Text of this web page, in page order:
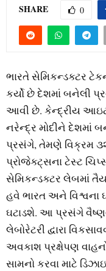
SHARE 0
ભારતે સેમિકન્‍ડક્‍ટર
કર્યો છે દેશમાં બનેલી
આવી છે. કેન્‍દ્રીય
નરેન્‍દ્ર મોદીને દેશમાં
પ્રસંગે, તેમણે વિક્રમ
પ્રોજેક્‍ટ્‍સના ટેસ્‍ટ
સેમિકન્‍ડક્‍ટર લેબમાં
હવે ભારત અને વિશ્વના
ઘટાડશે. આ પ્રસંગે
લેબોરેટરી દ્વારા
અવકાશ પ્રક્ષેપણ
સામનો કરવા માટે